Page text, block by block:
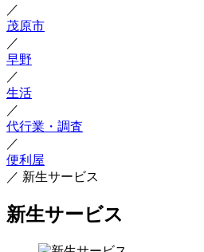
／
茂原市
／
早野
／
生活
／
代行業・調査
／
便利屋
／ 新生サービス
新生サービス